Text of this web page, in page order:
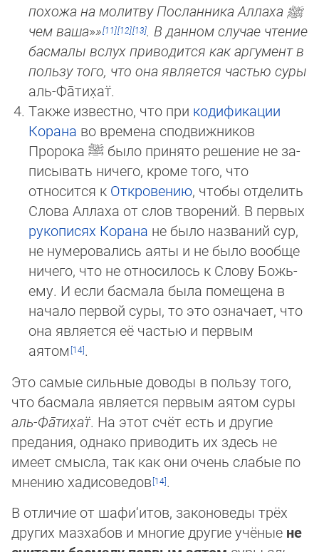
похожа на молитву Посланника Аллаха ﷺ
чем ваша»»
. В данном случае чте­ние
бас­малы вслух приводится как аргумент в
пользу того, что она является частью суры
аль-Фа̄­ти­х̣ат̈.
Также известно, что при кодификации
Корана во времена сподвижников
Пророка ﷺ было принято решение не за­
пи­сы­вать ничего, кроме того, что
относится к Откровению, чтобы отделить
Слова Аллаха от слов творений. В первых
ру­ко­пи­сях Корана не было названий сур,
не нумеровались аяты и не было вообще
ничего, что не относилось к Слову Божь­
ему. И если басмала была помещена в
начало первой суры, то это означает, что
она является её частью и первым
аятом
.
Это самые сильные доводы в пользу того,
что басмала является первым аятом суры
аль-Фа̄­ти­х̣ат̈. На этот счёт есть и другие
предания, однако приводить их здесь не
имеет смысла, так как они очень слабые по
мнению хадисоведов
.
В отличие от шафи‘итов, законоведы трёх
других мазхабов и многие другие учёные не